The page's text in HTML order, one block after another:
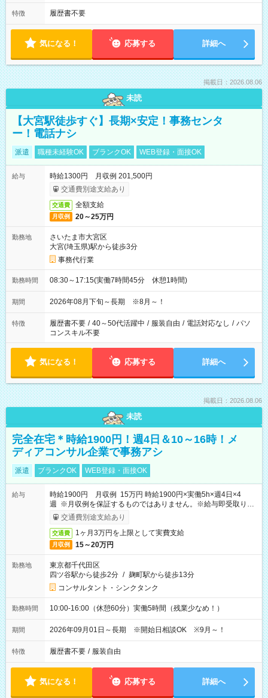
特徴 履歴書不要
気になる！ 応募する 詳細へ
掲載日：2026.08.06
未読
【大宮駅徒歩すぐ】長期×安定！事務センタ
ー！電話ナシ
派遣 職種未経験OK ブランクOK WEB登録・面接OK
給与
時給1300円 月収例 201,500円
交通費別途支給あり
交通費 全額支給
月収例 20～25万円
勤務地
さいたま市大宮区
大宮(埼玉県)駅から徒歩3分
事務代行業
勤務時間 08:30～17:15(実働7時間45分 休憩1時間)
期間 2026年08月下旬～長期 ※8月～！
特徴 履歴書不要 / 40～50代活躍中 / 服装自由 / 電話対応なし / パソ
コンスキル不要
気になる！ 応募する 詳細へ
掲載日：2026.08.06
未読
完全在宅＊時給1900円！週4日＆10～16時！メ
ディアコンサル企業で事務アシ
派遣 ブランクOK WEB登録・面接OK
給与
時給1900円 月収例 15万円 時給1900円×実働5h×週4日×4
週 ※月収例を保証するものではありません。※給与即受取りサ
ービス利用可（利用条件有）
交通費別途支給あり
交通費 1ヶ月3万円を上限として実費支給
月収例 15～20万円
勤務地
東京都千代田区
四ツ谷駅から徒歩2分 / 麹町駅から徒歩13分
コンサルタント・シンクタンク
勤務時間 10:00-16:00（休憩60分）実働5時間（残業少なめ！）
期間 2026年09月01日～長期 ※開始日相談OK ※9月～！
特徴 履歴書不要 / 服装自由
気になる！ 応募する 詳細へ